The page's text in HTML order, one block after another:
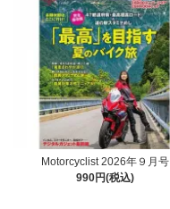
Motorcyclist 2026年９月号
990円(税込)